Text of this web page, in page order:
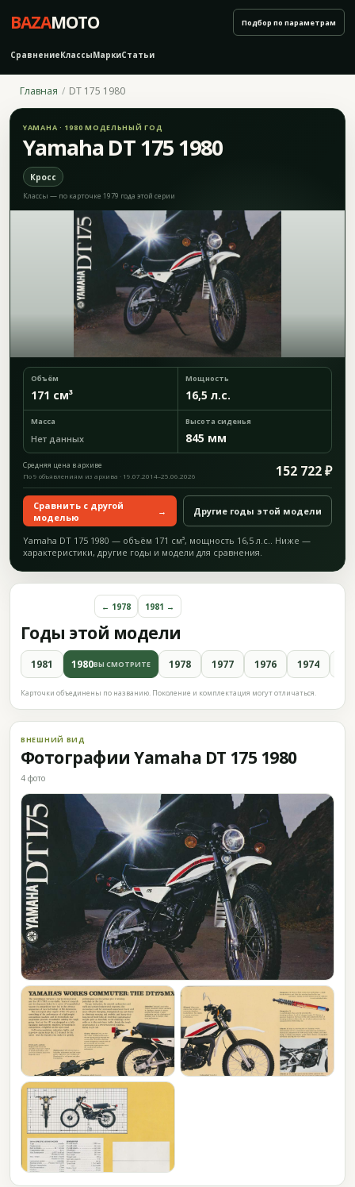
BAZAMOTO
СравнениеКлассыМаркиСтатьи
Подбор по параметрам
Главная DT 175 1980
YAMAHA · 1980 МОДЕЛЬНЫЙ ГОД
Yamaha DT 175 1980
Кросс
Классы — по карточке 1979 года этой серии
Объём
171 см³
Мощность
16,5 л.с.
Масса
Нет данных
Высота сиденья
845 мм
Средняя цена в архиве 152 722 ₽
По 9 объявлениям из архива · 19.07.2014–25.06.2026
Сравнить с другой
моделью
→ Другие годы этой модели
Yamaha DT 175 1980 — объём 171 см³, мощность 16,5 л.с.. Ниже —
характеристики, другие годы и модели для сравнения.
Годы этой модели
← 1978 1981 →
1981 1980ВЫ СМОТРИТЕ 1978 1977 1976 1974
Карточки объединены по названию. Поколение и комплектация могут отличаться.
ВНЕШНИЙ ВИД
Фотографии Yamaha DT 175 1980
4 фото